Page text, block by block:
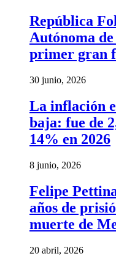
República
Autónoma
primer gran
30 junio, 2026
La inflación
baja: fue de
14% en 2026
8 junio, 2026
Felipe
años de
muerte de
20 abril, 2026